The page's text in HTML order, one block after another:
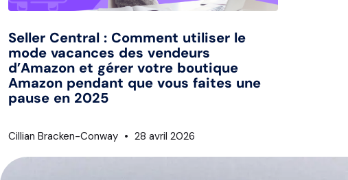
Seller Central : Comment utiliser le
mode vacances des vendeurs
d’Amazon et gérer votre boutique
Amazon pendant que vous faites une
pause en 2025
Cillian Bracken-Conway 28 avril 2026